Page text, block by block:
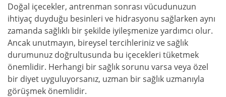
Doğal içecekler, antrenman sonrası vücudunuzun
ihtiyaç duyduğu besinleri ve hidrasyonu sağlarken aynı
zamanda sağlıklı bir şekilde iyileşmenize yardımcı olur.
Ancak unutmayın, bireysel tercihleriniz ve sağlık
durumunuz doğrultusunda bu içecekleri tüketmek
önemlidir. Herhangi bir sağlık sorunu varsa veya özel
bir diyet uyguluyorsanız, uzman bir sağlık uzmanıyla
görüşmek önemlidir.